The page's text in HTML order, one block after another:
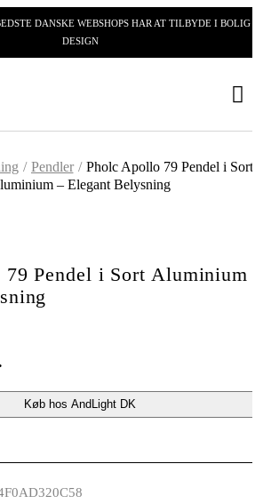
DANSKE WEBSHOPS HAR AT TILBYDE I BOLIG OG
DESIGN
/ Pendler / Pholc Apollo 79 Pendel i Sort
– Elegant Belysning
Pendel i Sort Aluminium –
Køb hos AndLight DK